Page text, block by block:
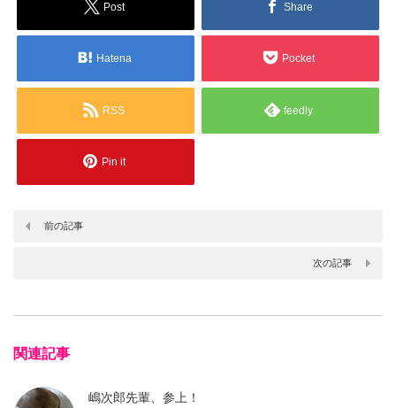
Post Share
Hatena Pocket
RSS feedly
Pin it
前の記事
次の記事
関連記事
嶋次郎先輩、参上！